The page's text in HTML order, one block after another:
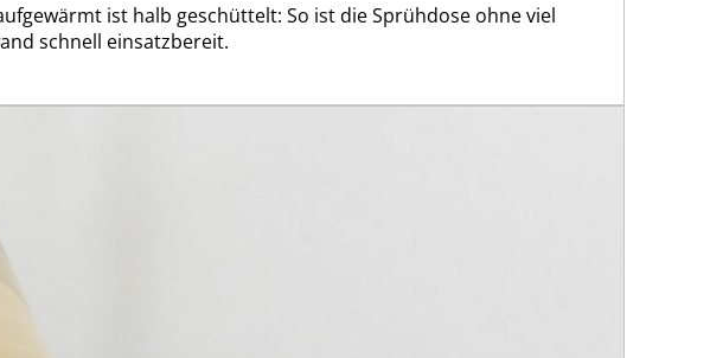
ist halb geschüttelt: So ist die Sprühdose ohne viel
schnell einsatzbereit.